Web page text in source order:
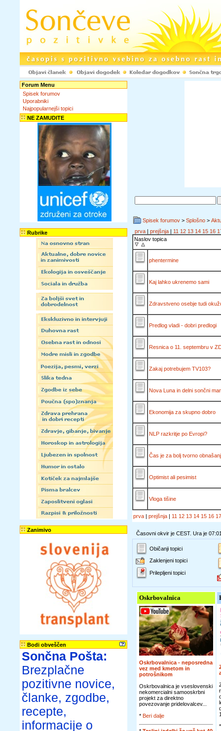
Forum Menu
Spisek forumov
Uporabniki
Najpopularnejši topici
NE ZAMUDITE
Rubrike
Zanimivo
Bodi obveščen
Sončna Pošta:
Brezplačne
pozitivne novice,
članke, zgodbe,
recepte,
informacije o
Spisek forumov > Splošno >
prva | prejšnja | 11 12 13 14 15 16
Naslov topica
phentermine
Kaj lahko ukrenemo sami
Zdravstveno osebje tudi
Predlog vladi - dobri predlogi
Resnica o 11. septembru v
Zakaj potrebujem TV103?
Nova Luna in delni sončni
Ekonomija za skupno dobro
NLP razkritje po Evropi?
Čas je za bolj tvorno
Optimist ali pesimist
Vloga tišine
prva | prejšnja | 11 12 13 14 15 16 17
Časovni okvir je CEST. Ura je
Običanji topici
Zaklenjeni topici
Prilepljeni topici
Oskrbovalnica
Oskrbovalnica - neposredna
vez med kmetom in
potrošnikom
Oskrbovalnica je vseslovenski
nekomercialni samooskrbni
projekt za direktno
povezovanje pridelovalcev...
* Beri dalje